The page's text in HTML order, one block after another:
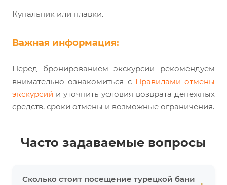
Купальник или плавки.
Важная информация:
Перед бронированием экскурсии рекомендуем
внимательно ознакомиться с Правилами отмены
экскурсий и уточнить условия возврата денежных
средств, сроки отмены и возможные ограничения.
Часто задаваемые вопросы
Сколько стоит посещение турецкой бани